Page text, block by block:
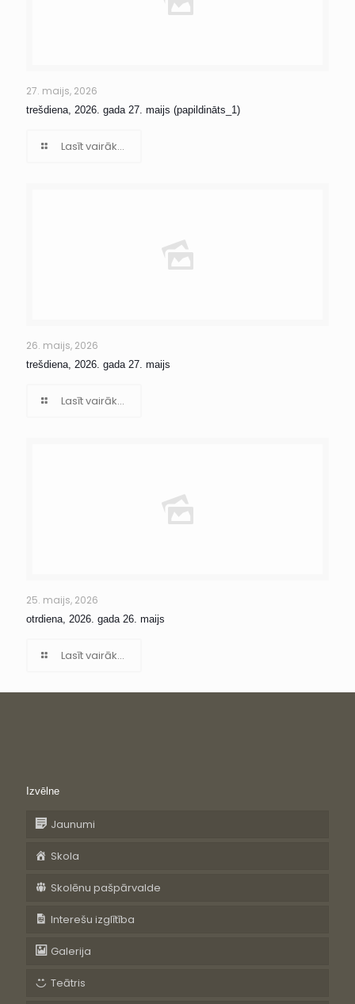
27. maijs, 2026
trešdiena, 2026. gada 27. maijs (papildināts_1)
Lasīt vairāk...
26. maijs, 2026
trešdiena, 2026. gada 27. maijs
Lasīt vairāk...
25. maijs, 2026
otrdiena, 2026. gada 26. maijs
Lasīt vairāk...
Izvēlne
Jaunumi
Skola
Skolēnu pašpārvalde
Interešu izglītība
Galerija
Teātris